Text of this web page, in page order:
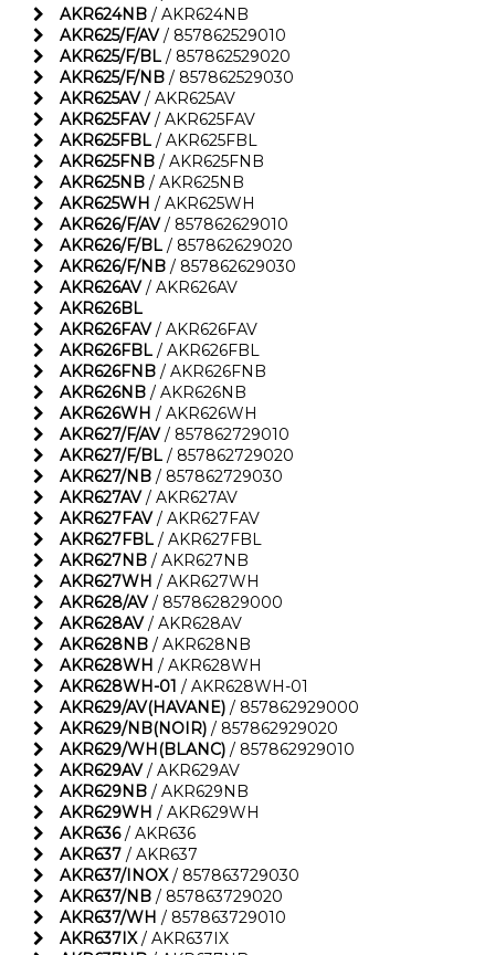
AKR624NB / AKR624NB
AKR625/F/AV/ 857862529010
AKR625/F/BL / 857862529020
AKR625/F/NB / 857862529030
AKR625AV/ AKR625AV
AKR625FAV/ AKR625FAV
AKR625FBL / AKR625FBL
AKR625FNB / AKR625FNB
AKR625NB / AKR625NB
AKR625WH / AKR625WH
AKR626/F/AV/ 857862629010
AKR626/F/BL / 857862629020
AKR626/F/NB / 857862629030
AKR626AV/ AKR626AV
AKR626BL
AKR626FAV/ AKR626FAV
AKR626FBL / AKR626FBL
AKR626FNB / AKR626FNB
AKR626NB / AKR626NB
AKR626WH / AKR626WH
AKR627/F/AV/ 857862729010
AKR627/F/BL / 857862729020
AKR627/NB / 857862729030
AKR627AV/ AKR627AV
AKR627FAV/ AKR627FAV
AKR627FBL / AKR627FBL
AKR627NB / AKR627NB
AKR627WH / AKR627WH
AKR628/AV/ 857862829000
AKR628AV/ AKR628AV
AKR628NB / AKR628NB
AKR628WH / AKR628WH
AKR628WH-01 / AKR628WH-01
AKR629/AV(HAVANE) / 857862929000
AKR629/NB(NOIR) / 857862929020
AKR629/WH(BLANC) / 857862929010
AKR629AV/ AKR629AV
AKR629NB / AKR629NB
AKR629WH / AKR629WH
AKR636/ AKR636
AKR637 / AKR637
AKR637/INOX/ 857863729030
AKR637/NB / 857863729020
AKR637/WH / 857863729010
AKR637IX/ AKR637IX